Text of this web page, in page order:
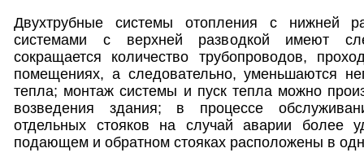
Двухтрубные системы отопления с нижней
системами с верхней разводкой имеют
сокращается количество трубопроводов,
помещениях, а следовательно, уменьшаются
тепла; монтаж системы и пуск тепла можно
возведения здания; в процессе
отдельных стояков на случай аварии более
подающем и обратном стояках расположены в